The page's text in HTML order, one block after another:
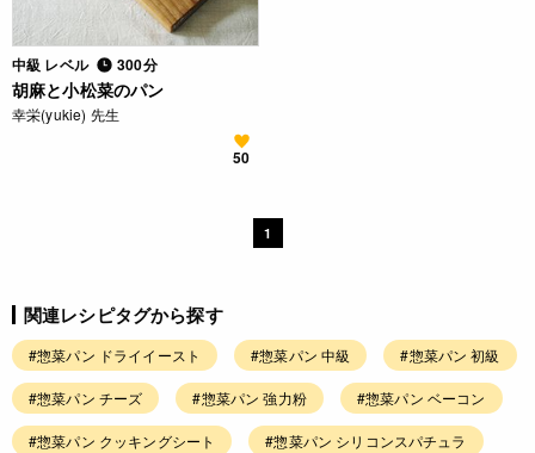
中級 レベル 300分
胡麻と小松菜のパン
幸栄(yukie) 先生
50
1
関連レシピタグから探す
#惣菜パン ドライイースト #惣菜パン 中級 #惣菜パン 初級
#惣菜パン チーズ #惣菜パン 強力粉 #惣菜パン ベーコン
#惣菜パン クッキングシート #惣菜パン シリコンスパチュラ